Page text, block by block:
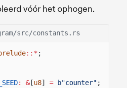
vóór het ophogen.
src/constants.rs
::* ;
: &[u8] = b"counter" ;